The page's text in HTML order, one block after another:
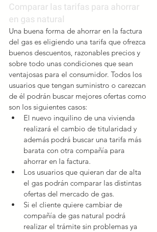
Comparar las tarifas para ahorrar
en gas natural
Una buena forma de ahorrar en la factura
del gas es eligiendo una tarifa que ofrezca
buenos descuentos, razonables precios y
sobre todo unas condiciones que sean
ventajosas para el consumidor. Todos los
usuarios que tengan suministro o carezcan
de él podrán buscar mejores ofertas como
son los siguientes casos:
El nuevo inquilino de una vivienda
realizará el cambio de titularidad y
además podrá buscar una tarifa más
barata con otra compañía para
ahorrar en la factura.
Los usuarios que quieran dar de alta
el gas podrán comparar las distintas
ofertas del mercado de gas.
Si el cliente quiere cambiar de
compañía de gas natural podrá
realizar el trámite sin problemas ya